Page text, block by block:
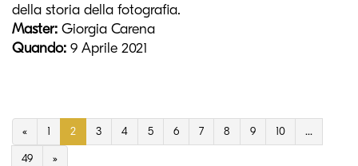
della storia della fotografia.
Master: Giorgia Carena
Quando: 9 Aprile 2021
« 1 2 3 4 5 6 7 8 9 10
...
49
»